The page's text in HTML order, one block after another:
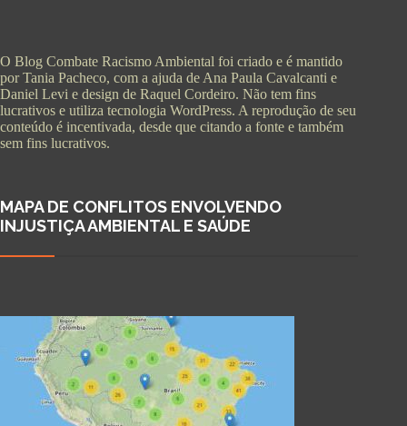
O Blog Combate Racismo Ambiental foi criado e é mantido
por Tania Pacheco, com a ajuda de Ana Paula Cavalcanti e
Daniel Levi e design de Raquel Cordeiro. Não tem fins
lucrativos e utiliza tecnologia WordPress. A reprodução de seu
conteúdo é incentivada, desde que citando a fonte e também
sem fins lucrativos.
MAPA DE CONFLITOS ENVOLVENDO
INJUSTIÇA AMBIENTAL E SAÚDE